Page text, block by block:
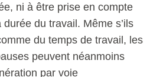
ni à être prise en compte
du travail. Même s’ils
du temps de travail, les
peuvent néanmoins
par voie